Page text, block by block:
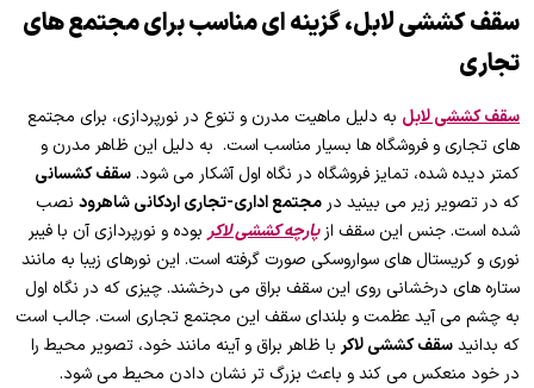
سقف کششی لابل، گزینه ای مناسب برای مجتمع های
تجاری
سقف کششی لابل به دلیل ماهیت مدرن و تنوع در نورپردازی، برای مجتمع
های تجاری و فروشگاه ها بسیار مناسب است. به دلیل این ظاهر مدرن و
کمتر دیده شده، تمایز فروشگاه در نگاه اول آشکار می شود.سقف کشسانی
که در تصویر زیر می بینید در مجتمع اداری-تجاری اردکانی شاهرود نصب
شده است. جنس این سقف ازپارچه کششی لاکر بوده و نورپردازی آن با فیبر
نوری و کریستال های سواروسکی صورت گرفته است. این نورهای زیبا به مانند
ستاره های درخشانی روی این سقف براق می درخشند. چیزی که در نگاه اول
به چشم می آید عظمت و بلندای سقف این مجتمع تجاری است. جالب است
که بدانیدسقف کششی لاکر با ظاهر براق و آینه مانند خود، تصویر محیط را
در خود منعکس می کند و باعث بزرگ تر نشان دادن محیط می شود.